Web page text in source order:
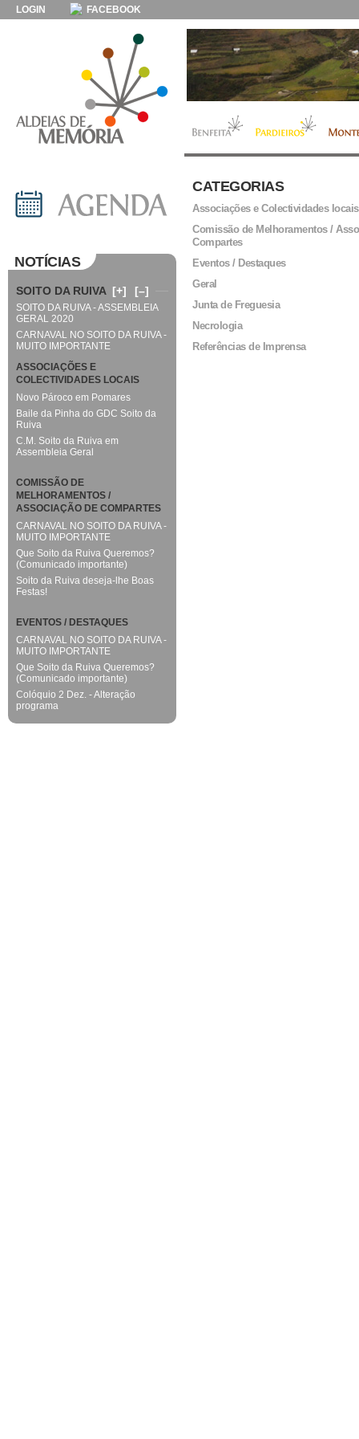
LOGIN FACEBOOK
CATEGORIAS
Associações e Colectividades locais
Comissão de Melhoramentos /
Compartes
Eventos / Destaques
Geral
Junta de Freguesia
Necrologia
Referências de Imprensa
NOTÍCIAS
SOITO DA RUIVA [+] [–]
SOITO DA RUIVA - ASSEMBLEIA
GERAL 2020
CARNAVAL NO SOITO DA RUIVA -
MUITO IMPORTANTE
ASSOCIAÇÕES E
COLECTIVIDADES LOCAIS
Novo Pároco em Pomares
Baile da Pinha do GDC Soito da
Ruiva
C.M. Soito da Ruiva em
Assembleia Geral
COMISSÃO DE
MELHORAMENTOS /
ASSOCIAÇÃO DE COMPARTES
CARNAVAL NO SOITO DA RUIVA -
MUITO IMPORTANTE
Que Soito da Ruiva Queremos?
(Comunicado importante)
Soito da Ruiva deseja-lhe Boas
Festas!
EVENTOS / DESTAQUES
CARNAVAL NO SOITO DA RUIVA -
MUITO IMPORTANTE
Que Soito da Ruiva Queremos?
(Comunicado importante)
Colóquio 2 Dez. - Alteração
programa